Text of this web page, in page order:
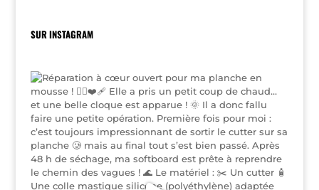
SUR INSTAGRAM